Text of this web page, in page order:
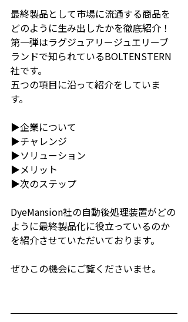
最終製品として市場に流通する商品を
どのように生み出したかを徹底紹介！
第一弾はラグジュアリージュエリーブ
ランドで知られているBOLTENSTERN
社です。
五つの項目に沿って紹介をしていま
す。
▶︎企業について
▶︎チャレンジ
▶︎ソリューション
▶︎メリット
▶︎次のステップ
DyeMansion社の自動後処理装置がどの
ように最終製品化に役立っているのか
を紹介させていただいております。
ぜひこの機会にご覧くださいませ。